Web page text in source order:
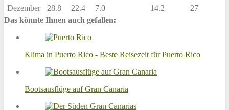
Dezember
28.8 22.4 7.0 14.2
27
Das könnte Ihnen auch gefallen:
Klima in Puerto Rico - Beste Reisezeit für Puerto Rico
Bootsausflüge auf Gran Canaria